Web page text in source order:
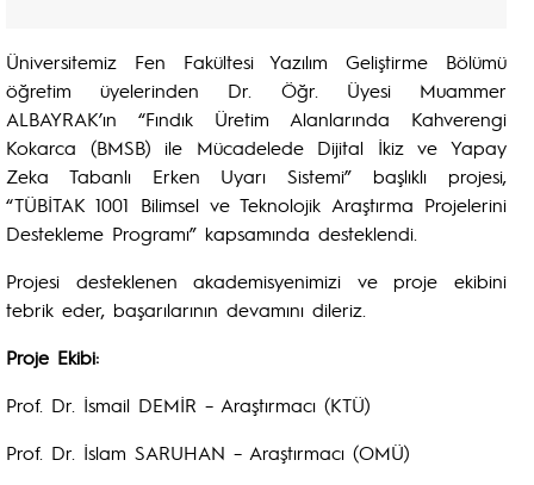
Üniversitemiz Fen Fakültesi Yazılım Geliştirme Bölümü
öğretim üyelerinden Dr. Öğr. Üyesi Muammer
ALBAYRAK’ın “Fındık Üretim Alanlarında Kahverengi
Kokarca (BMSB) ile Mücadelede Dijital İkiz ve Yapay
Zeka Tabanlı Erken Uyarı Sistemi” başlıklı projesi,
“TÜBİTAK 1001 Bilimsel ve Teknolojik Araştırma Projelerini
Destekleme Programı” kapsamında desteklendi.
Projesi desteklenen akademisyenimizi ve proje ekibini
tebrik eder, başarılarının devamını dileriz.
Proje Ekibi:
Prof. Dr. İsmail DEMİR – Araştırmacı (KTÜ)
Prof. Dr. İslam SARUHAN – Araştırmacı (OMÜ)